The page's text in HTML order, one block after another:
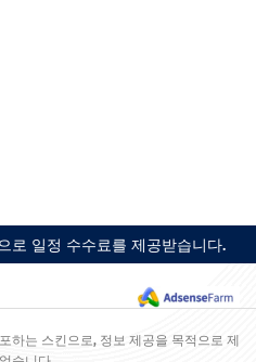
로 일정 수수료를 제공받습니다.
는 스킨으로, 정보 제공을 목적으로 제